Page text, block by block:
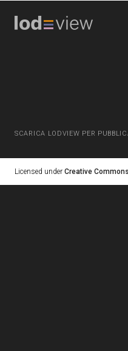
SCARICA LODVIEW PER
Licensed under Creative